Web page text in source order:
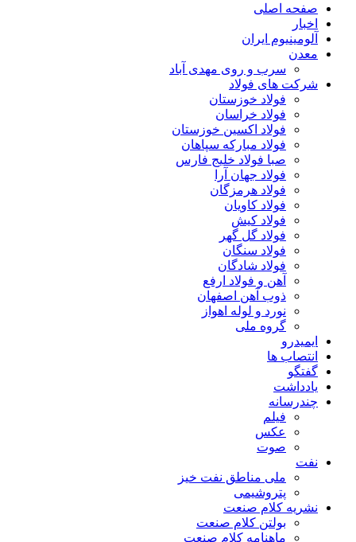
صفحه اصلی
اخبار
آلومینیوم ایران
معدن
سرب و روی مهدی آباد
شرکت های فولاد
فولاد خوزستان
فولاد خراسان
فولاد اکسین خوزستان
فولاد مبارکه سپاهان
صبا فولاد خلیج فارس
فولاد جهان آرا
فولاد هرمزگان
فولاد کاویان
فولاد کیش
فولاد گل گهر
فولاد سنگان
فولاد شادگان
آهن و فولاد ارفع
ذوب آهن اصفهان
نورد و لوله اهواز
گروه ملی
ایمیدرو
انتصاب ها
گفتگو
یادداشت
چندرسانه
فیلم
عکس
صوت
نفت
ملی مناطق نفت خیز
پتروشیمی
نشریه کلام صنعت
بولتن کلام صنعت
ماهنامه کلام صنعت